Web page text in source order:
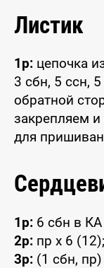
Листик
1р: цепочка
3 сбн, 5 ссн,
обратной
закрепляем и
для
1р: 6 сбн в
2р: пр x 6 (12);
3р: (1 сбн,